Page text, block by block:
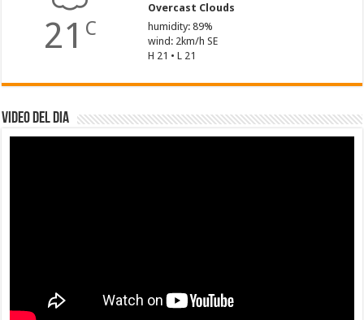
21 C
Overcast Clouds
humidity: 89%
wind: 2km/h SE
H 21 • L 21
Video del dia